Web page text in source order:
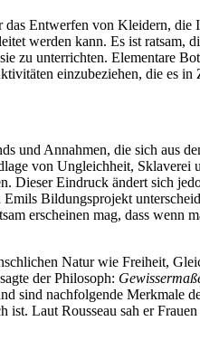
Entwerfen von Kleidern,
werden kann. Es ist ratsam,
zu unterrichten. Elementare
einzubeziehen, die es
und Annahmen, die sich aus
von Ungleichheit,
Dieser Eindruck ändert sich
Bildungsprojekt
erscheinen mag, dass wenn
Natur wie Freiheit,
der Philosoph:
sind nachfolgende Merkmale
Laut Rousseau sah er